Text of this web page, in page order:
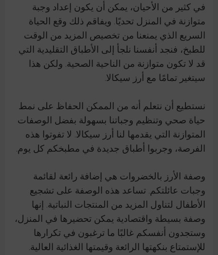
في كثير من الأحيان، يمكن أن يكون إعداد وجبة
متوازنة في المنزل تحديًا. ويفاقم ذلك وقع الحياة
السريع الذي يمنعنا من تخصيص المزيد من الوقت
للطبخ، فنجد أنفسنا نلجأ إلى الأطباق التقليدية التي
قد لا تكون متوازنة من الناحية الصحية. ولكن هذا
سيتغير تمامًا مع أرز سيكالا.
نستطيع أن نتعلم أنه من الممكن الحفاظ على نمط
حياة صحي وتنظيم وجباتنا بسهولة بفضل الوصفات
المتوازنة التي يقدمها لنا أرز سيكالا. لا تفوتوا هذه
الفرصة، وجربوا أطباق جديدة في مطبخكم كل يوم.
وصفة الأرز بالخضروات هي إضافة رائعة لقائمة
وجبات عائلتكم. تساعد هذه الوصفة على تشجيع
الأطفال لتناول المزيد من المنتجات النباتية. إنها
وصفة بسيطة واقتصادية يمكن تحضيرها في المنزل،
وستجدون أنفسكم غالبًا ما ترغبون في تكرارها
للإستمتاع بنكهتها الرائعة وقيمتها الغذائية العالية.